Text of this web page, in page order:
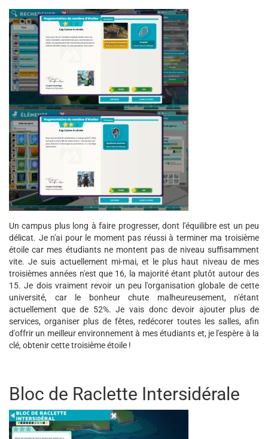
Un campus plus long à faire progresser, dont l'équilibre est un peu
délicat. Je n'ai pour le moment pas réussi à terminer ma troisième
étoile car mes étudiants ne montent pas de niveau suffisamment
vite. Je suis actuellement mi-mai, et le plus haut niveau de mes
troisièmes années n'est que 16, la majorité étant plutôt autour des
15. Je dois vraiment revoir un peu l'organisation globale de cette
université, car le bonheur chute malheureusement, n'étant
actuellement que de 52%. Je vais donc devoir ajouter plus de
services, organiser plus de fêtes, redécorer toutes les salles, afin
d'offrir un meilleur environnement à mes étudiants et, je l'espère à la
clé, obtenir cette troisième étoile !
Bloc de Raclette Intersidérale